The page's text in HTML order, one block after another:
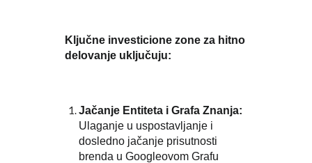
Ključne investicione zone za hitno
delovanje uključuju:
Jačanje Entiteta i Grafa Znanja:
Ulaganje u uspostavljanje i
dosledno jačanje prisutnosti
brenda u Googleovom Grafu